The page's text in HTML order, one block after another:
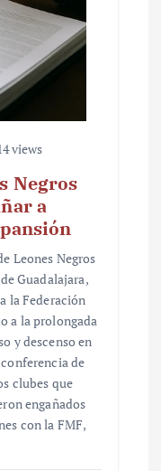
views
Negros
a
Leones Negros
Guadalajara,
la Federación
a la prolongada
y descenso en
de
clubes que
engañados
con la FMF,